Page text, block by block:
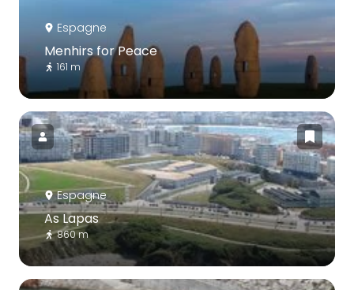
Espagne
Menhirs for Peace
161 m
Espagne
As Lapas
860 m